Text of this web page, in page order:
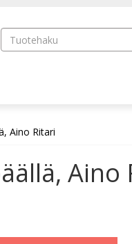
Aino Ritari
Aino